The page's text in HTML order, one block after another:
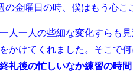
の金曜日の時、僕はもう心こ
人一人の些細な変化すらも
かけてくれました。そこで
終礼後の忙しいなか練習の時